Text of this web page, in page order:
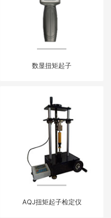
数显扭矩起子
AQJ扭矩起子检定仪